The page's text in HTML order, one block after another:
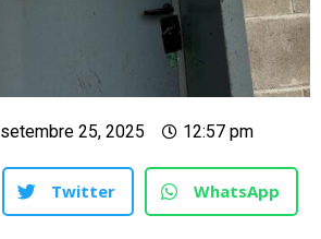
setembre 25, 2025 12:57 pm
Twitter WhatsApp